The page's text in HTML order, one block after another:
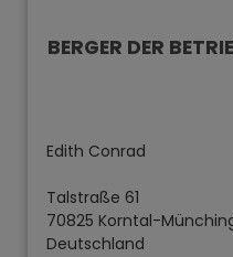
BERGER DER
Edith Conrad
Talstraße 61
70825 Korntal-
Deutschland